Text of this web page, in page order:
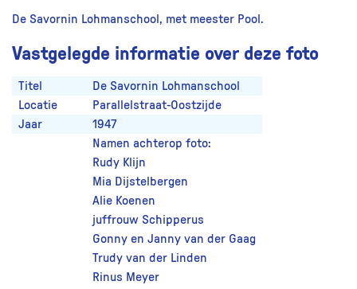
De Savornin Lohmanschool, met meester Pool.
Vastgelegde informatie over deze foto
Titel
De Savornin Lohmanschool
Locatie
Parallelstraat-Oostzijde
Jaar
1947
Namen achterop foto:
Rudy Klijn
Mia Dijstelbergen
Alie Koenen
juffrouw Schipperus
Gonny en Janny van der Gaag
Trudy van der Linden
Rinus Meyer